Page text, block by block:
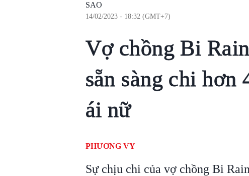
SAO
14/02/2023 - 18:32 (GMT+7)
Vợ chồng Bi
sẵn sàng chi
ái nữ
PHƯƠNG VY
Sự chịu chi của vợ chồng Bi